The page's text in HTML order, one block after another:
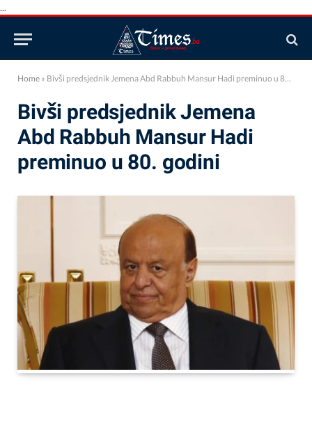
...
Home » Bivši predsjednik Jemena Abd Rabbuh Mansur Hadi preminuo u 80. godini
Bivši predsjednik Jemena
Abd Rabbuh Mansur Hadi
preminuo u 80. godini